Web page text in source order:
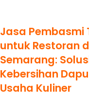
Jasa Pembasmi
untuk Restoran
Semarang:
Kebersihan
Usaha Kuliner